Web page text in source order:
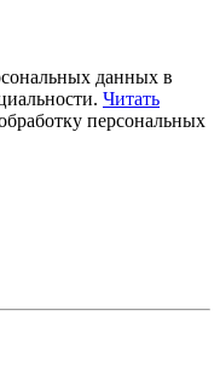
данных в
Читать
персональных